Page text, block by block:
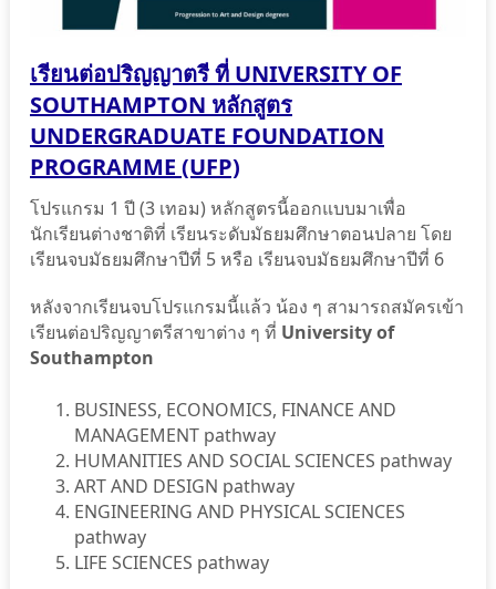
เรียนต่อปริญญาตรี ที่ UNIVERSITY OF
SOUTHAMPTON หลักสูตร
UNDERGRADUATE FOUNDATION
PROGRAMME (UFP)
โปรแกรม 1 ปี (3 เทอม) หลักสูตรนี้ออกแบบมาเพื่อ
นักเรียนต่างชาติที่ เรียนระดับมัธยมศึกษาตอนปลาย โดย
เรียนจบมัธยมศึกษาปีที่ 5 หรือ เรียนจบมัธยมศึกษาปีที่ 6
หลังจากเรียนจบโปรแกรมนี้แล้ว น้อง ๆ สามารถสมัครเข้า
เรียนต่อปริญญาตรีสาขาต่าง ๆ ที่ University of
Southampton
BUSINESS, ECONOMICS, FINANCE AND
MANAGEMENT pathway
HUMANITIES AND SOCIAL SCIENCES pathway
ART AND DESIGN pathway
ENGINEERING AND PHYSICAL SCIENCES
pathway
LIFE SCIENCES pathway